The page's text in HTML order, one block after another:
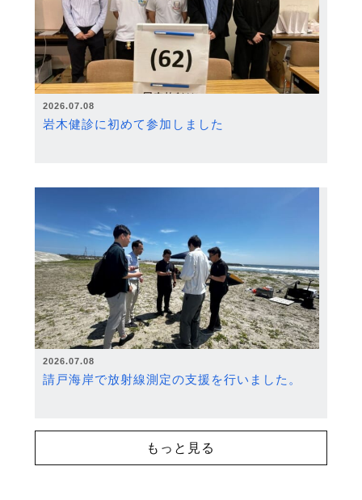
2026.07.08
岩木健診に初めて参加しました
2026.07.08
請戸海岸で放射線測定の支援を行いました。
もっと見る